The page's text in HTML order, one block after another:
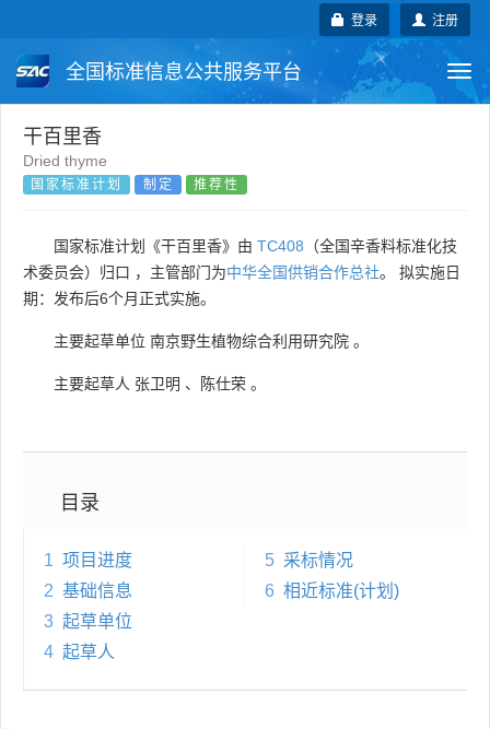
注册
登录
全国标准信息公共服务平台
国家标准
团体标准 企业标准
国外标准 技术委员会
干百里香
Dried thyme
国家标准计划 制定 推荐性
国家标准计划《干百里香》由 TC408 （全国辛香料标准化技
术委员会）归口 ，主管部门为中华全国供销合作总社。 拟实施日
期：发布后6个月正式实施。
主要起草单位 南京野生植物综合利用研究院 。
主要起草人 张卫明 、 陈仕荣 。
目录
1 项目进度
2 基础信息
3 起草单位
4 起草人
5 采标情况
6 相近标准(计划)